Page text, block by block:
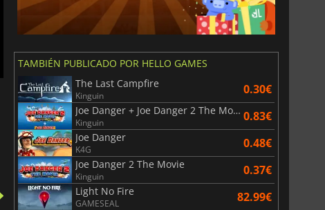
TAMBIÉN PUBLICADO POR HELLO GAMES
The Last Campfire
Kinguin 0.30€
Joe Danger + Joe Danger 2 The Movie
Kinguin 0.83€
Joe Danger
K4G 0.48€
Joe Danger 2 The Movie
Kinguin 0.37€
Light No Fire
GAMESEAL 82.99€